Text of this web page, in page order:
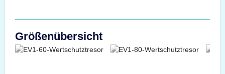
Größenübersicht